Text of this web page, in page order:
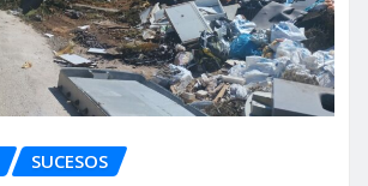
SUCESOS